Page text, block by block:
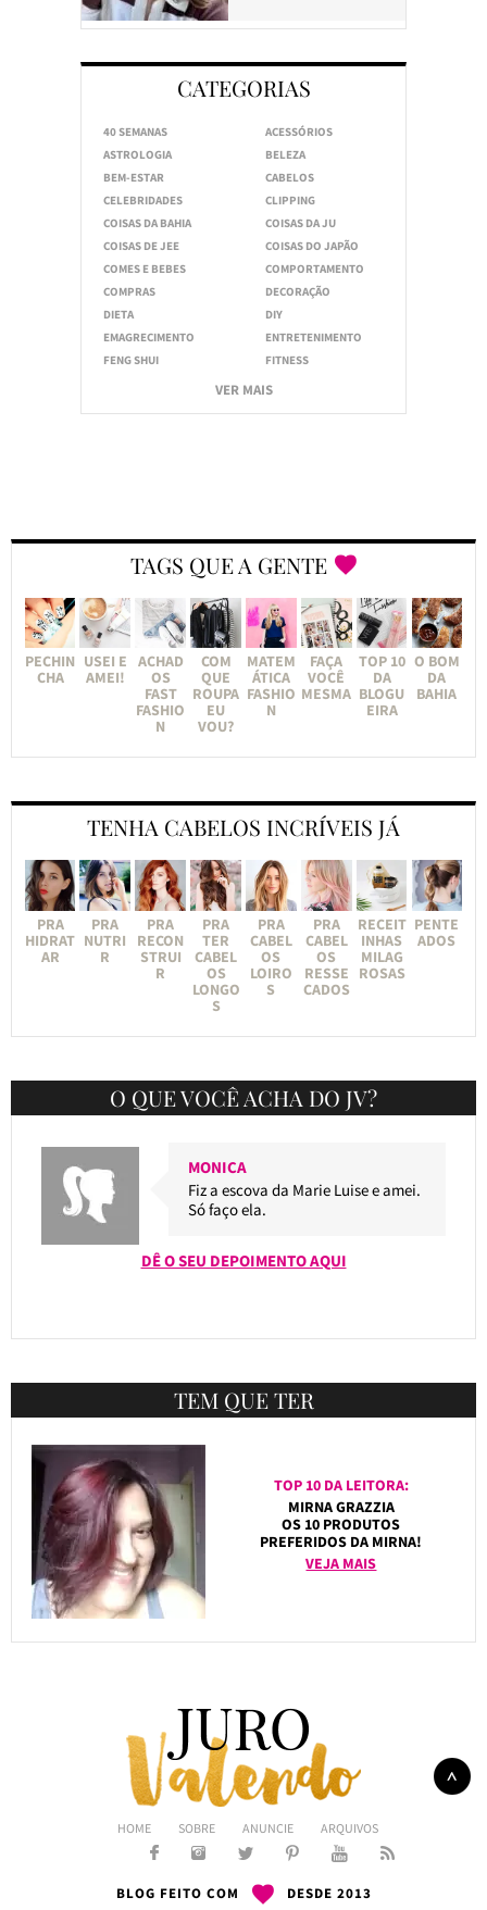
CATEGORIAS
40 SEMANAS
ACESSÓRIOS
ASTROLOGIA
BELEZA
BEM-ESTAR
CABELOS
CELEBRIDADES
CLIPPING
COISAS DA BAHIA
COISAS DA JU
COISAS DE JEE
COISAS DO JAPÃO
COMES E BEBES
COMPORTAMENTO
COMPRAS
DECORAÇÃO
DIETA
DIY
EMAGRECIMENTO
ENTRETENIMENTO
FENG SHUI
FITNESS
VER MAIS
TAGS QUE A GENTE
PECHIN
CHA
USEI E
AMEI!
ACHAD
OS
FAST
FASHIO
N
COM
QUE
ROUPA
EU
VOU?
MATEM
ÁTICA
FASHIO
N
FAÇA
VOCÊ
MESMA
TOP 10
DA
BLOGU
EIRA
O BOM
DA
BAHIA
TENHA CABELOS INCRÍVEIS JÁ
PRA
HIDRAT
AR
PRA
NUTRI
R
PRA
RECON
STRUI
R
PRA
TER
CABEL
OS
LONGO
S
PRA
CABEL
OS
LOIRO
S
PRA
CABEL
OS
RESSE
CADOS
RECEIT
INHAS
MILAG
ROSAS
PENTE
ADOS
O QUE VOCÊ ACHA DO JV?
MONICA
Fiz a escova da Marie Luise e amei.
Só faço ela.
DÊ O SEU DEPOIMENTO AQUI
TEM QUE TER
TOP 10 DA LEITORA:
MIRNA GRAZZIA
OS 10 PRODUTOS
PREFERIDOS DA MIRNA!
VEJA MAIS
HOME SOBRE ANUNCIE ARQUIVOS
BLOG FEITO COM DESDE 2013